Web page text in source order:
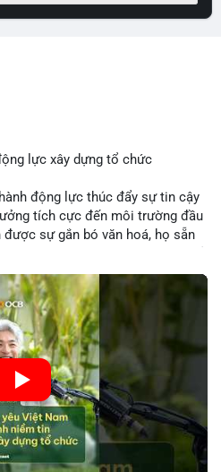
lực xây dựng tổ chức
động lực thúc đẩy sự tin cậy
tích cực đến môi trường đầu
sự gắn bó văn hoá, họ sẵn
mã hoá. Sự tăng cường niềm
cải thiện chi phí vốn và thúc
ngành công nghệ tài chính. Các
thần này để xây dựng chiến lược
vốn đầu tư.